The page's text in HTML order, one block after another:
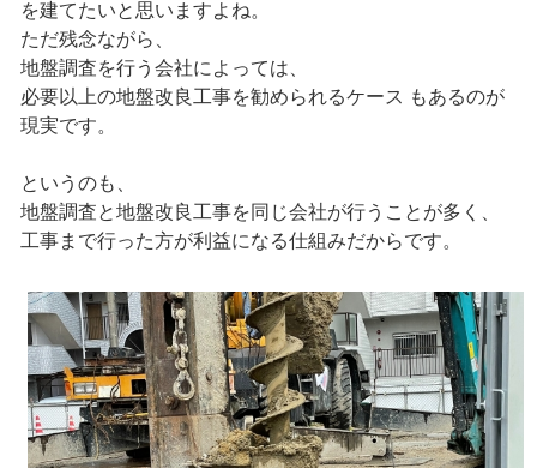
を建てたいと思いますよね。
ただ残念ながら、
地盤調査を行う会社によっては、
必要以上の地盤改良工事を勧められるケース もあるのが
現実です。
というのも、
地盤調査と地盤改良工事を同じ会社が行うことが多く、
工事まで行った方が利益になる仕組みだからです。